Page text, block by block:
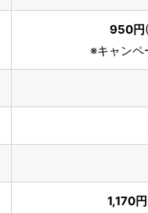
950円
※キャン
1,170円